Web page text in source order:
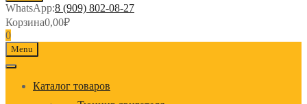
WhatsApp:8 (909) 802-08-27
Корзина0,00₽
0
Menu
Каталог товаров